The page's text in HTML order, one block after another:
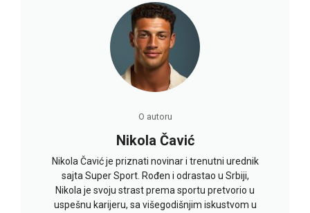
O autoru
Nikola Čavić
Nikola Čavić je priznati novinar i trenutni urednik
sajta Super Sport. Rođen i odrastao u Srbiji,
Nikola je svoju strast prema sportu pretvorio u
uspešnu karijeru, sa višegodišnjim iskustvom u